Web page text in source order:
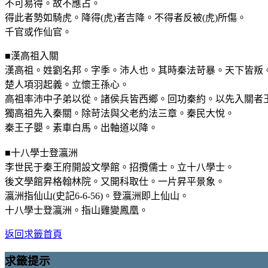
不可易得。故不應占。
得此者勢如騎虎。降得(虎)者吉降。不得者反被(虎)所傷。
千官或作仙官。
■漢高祖入關
漢高祖。姓劉名邦。字季。沛人也。其時秦法苛暴。天下皆叛
楚人項羽起義。立懷王孫心。
高祖率沛中子弟以從。諸侯兵皆西鄉。回功秦約。以先入關者
獨高祖先入秦關。除苛法與父老約法三章。秦民大悅。
秦王子嬰。素車白馬。出軸道以降。
■十八學士登瀛洲
李世民于秦王府開設文學館。招攬儒士。立十八學士。
後文學館昇格翰林院。又開科取仕。一片昇平景象。
瀛洲指仙山(史記6-6-56)。登瀛洲即上仙山。
十八學士登瀛洲。指山雞變鳳凰。
返回求籤首頁
求籤提示